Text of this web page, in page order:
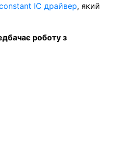
IC драйвер, який
роботу з